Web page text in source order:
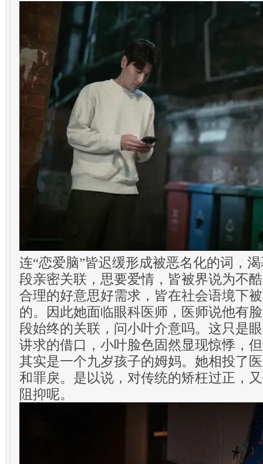
连“恋爱脑”皆迟缓形成被恶名化的词，
段亲密关联，思要爱情，皆被界说为不
合理的好意思好需求，皆在社会语境下
的。因此她面临眼科医师，医师说他有
段始终的关联，问小叶介意吗。这只是
讲求的借口，小叶脸色固然显现惊悸，
其实是一个九岁孩子的姆妈。她相投了
和罪戾。是以说，对传统的矫枉过正，
阻抑呢。